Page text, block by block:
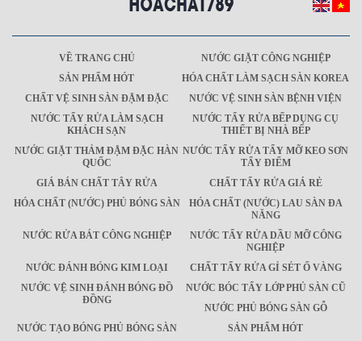
VỀ TRANG CHỦ
NƯỚC GIẶT CÔNG NGHIỆP
SẢN PHẨM HÓT
HÓA CHẤT LÀM SẠCH SÀN KOREA
CHẤT VỆ SINH SÀN ĐẬM ĐẶC
NƯỚC VỆ SINH SÀN BỆNH VIỆN
NƯỚC TẨY RỬA LÀM SẠCH
KHÁCH SẠN
NƯỚC TẨY RỬA BẾP DỤNG CỤ
THIẾT BỊ NHÀ BẾP
NƯỚC GIẶT THẢM ĐẬM ĐẶC HÀN
QUỐC
NƯỚC TẨY RỬA TẨY MỠ KEO SƠN
TẨY ĐIỂM
GIÁ BÁN CHẤT TÂY RỬA
CHẤT TẨY RỬA GIÁ RẺ
HÓA CHẤT (NƯỚC) PHỦ BÓNG SÀN
HÓA CHẤT (NƯỚC) LAU SÀN ĐA
NĂNG
NƯỚC RỬA BÁT CÔNG NGHIỆP
NƯỚC TẨY RỬA DẦU MỠ CÔNG
NGHIỆP
NƯỚC ĐÁNH BÓNG KIM LOẠI
CHẤT TẨY RỬA GỈ SÉT Ố VÀNG
NƯỚC VỆ SINH ĐÁNH BÓNG ĐỒ
ĐỒNG
NƯỚC BÓC TẨY LỚP PHỦ SÀN CŨ
NƯỚC PHỦ BÓNG SÀN GỖ
NƯỚC TẠO BÓNG PHỦ BÓNG SÀN
SẢN PHẨM HÓT